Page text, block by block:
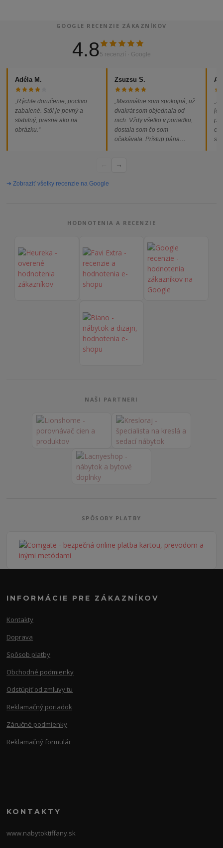
GOOGLE RECENZIE ZÁKAZNÍKOV
4.85 recenzií · Google
Adéla M.
„Rýchle doručenie, poctivo
zabalené. Stôl je pevný a
stabilný, presne ako na
obrázku.“
Zsuzsu S.
„Maximálne som spokojná, už
dvakrát som objednala od
nich. Vždy všetko v poriadku,
dostala som čo som
očakávala. Prístup pána
problémov. Vrele odporúčam!“
→
➔ Zobraziť všetky recenzie na Google
HODNOTENIA A RECENZIE
NAŠI PARTNERI
SPÔSOBY PLATBY
INFORMÁCIE PRE ZÁKAZNÍKOV
Kontakty
Doprava
Spôsob platby
Obchodné podmienky
Odstúpiť od zmluvy tu
Reklamačný poriadok
Záručné podmienky
Reklamačný formulár
KONTAKTY
www.nabytoktiffany.sk